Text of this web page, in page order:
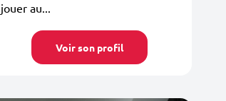
jouer au...
Voir son profil